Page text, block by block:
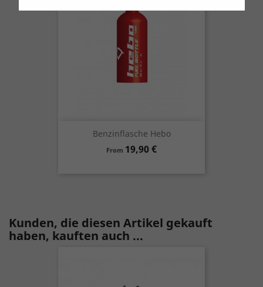
Benzinflasche Hebo
From Preis
19,90 €
Kunden, die diesen Artikel gekauft
haben, kauften auch ...